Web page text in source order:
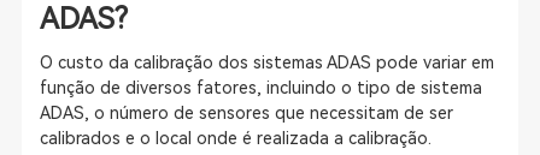
ADAS?
O custo da calibração dos sistemas ADAS pode variar em
função de diversos fatores, incluindo o tipo de sistema
ADAS, o número de sensores que necessitam de ser
calibrados e o local onde é realizada a calibração.